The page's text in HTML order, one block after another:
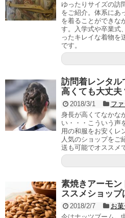
ゆったりサイズの訪
をご紹介。体系にあ
を着ることができな
す。入学式や卒業式
ったキレイな着物を
です。
訪問着レンタ
高くても大丈夫
2018/3/1
フ
身長が高くてなかな
い・・・こういう声
用の和服をお安くレ
人気のショップをご
送も可能でオススメ
素焼きアーモ
ススメショップ
2018/2/7
お